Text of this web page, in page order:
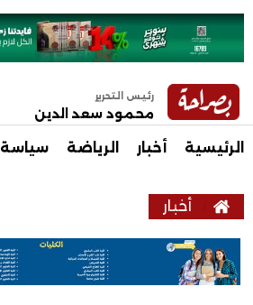
رئيس التحرير
محمود سعد الدين
الرئيسية أخبار الرياضة سياسة
أخبار